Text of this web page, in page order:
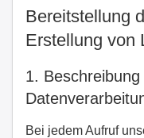
Bereitstellung
Erstellung von
1.
Bei jedem Aufruf